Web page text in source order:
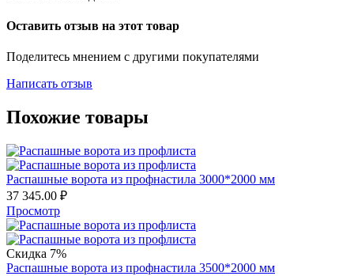
Оставить отзыв на этот товар
Поделитесь мнением с другими покупателями
Написать отзыв
Похожие товары
Распашные ворота из профнастила 3000*2000 мм
37 345.00 ₽
Просмотр
Скидка 7%
Распашные ворота из профнастила 3500*2000 мм